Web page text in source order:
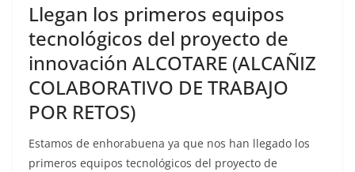
Llegan los primeros equipos
tecnológicos del proyecto de
innovación ALCOTARE (ALCAÑIZ
COLABORATIVO DE TRABAJO
POR RETOS)
Estamos de enhorabuena ya que nos han llegado los
primeros equipos tecnológicos del proyecto de